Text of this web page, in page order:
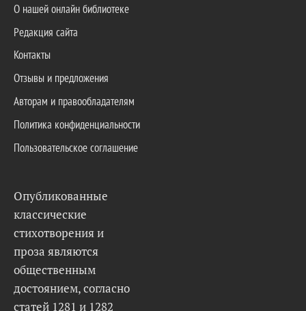
О нашей онлайн библиотеке
Редакция сайта
Контакты
Отзывы и предложения
Авторам и правообладателям
Политика конфиденциальности
Пользовательское соглашение
Опубликованные
классические
стихотворения и
проза являются
общественным
достоянием, согласно
статей 1281 и 1282